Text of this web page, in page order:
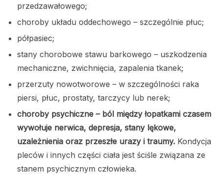
przedzawałowego;
choroby układu oddechowego – szczególnie płuc;
półpasiec;
stany chorobowe stawu barkowego – uszkodzenia
mechaniczne, zwichnięcia, zapalenia tkanek;
przerzuty nowotworowe – w szczególności raka
piersi, płuc, prostaty, tarczycy lub nerek;
choroby psychiczne – ból między łopatkami czasem
wywołuje nerwica, depresja, stany lękowe,
uzależnienia oraz przeszłe urazy i traumy. Kondycja
pleców i innych części ciała jest ściśle związana ze
stanem psychicznym człowieka.